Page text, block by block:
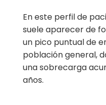
En este perfil de
suele aparecer de
un pico puntual de
población general,
una sobrecarga
años.